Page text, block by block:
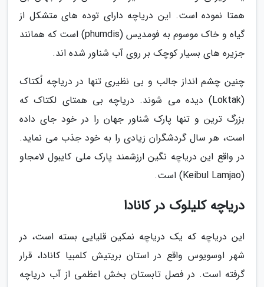
همتا نموده است. این دریاچه دارای توده های متشکل از
گیاه و خاک موسوم به فومدیس (phumdis) است که همانند
جزیره های بسیار کوچک بر روی آب شناور شده اند.
چنین چشم انداز جالب و بی نظیری تنها در دریاچه لُکتاک
(Loktak) دیده می شوند. دریاچه بی همتای لکتاک که
بزرگ ترین و تنها پارک شناور جهان را در خود جای داده
است، هر سال گردشگران زیادی را به خود جذب می نماید.
در واقع این دریاچه نگین ارزشمند پارک ملی کایبول لامجاو
(Keibul Lamjao) است.
دریاچه کلیلوک در کانادا
این دریاچه که یک دریاچه نمکین قلیایی بسته است، در
شهر اوسویوس واقع در استان بریتیش کلمبیا کانادا، قرار
گرفته است. در فصل تابستان بخش اعظمی از آب دریاچه